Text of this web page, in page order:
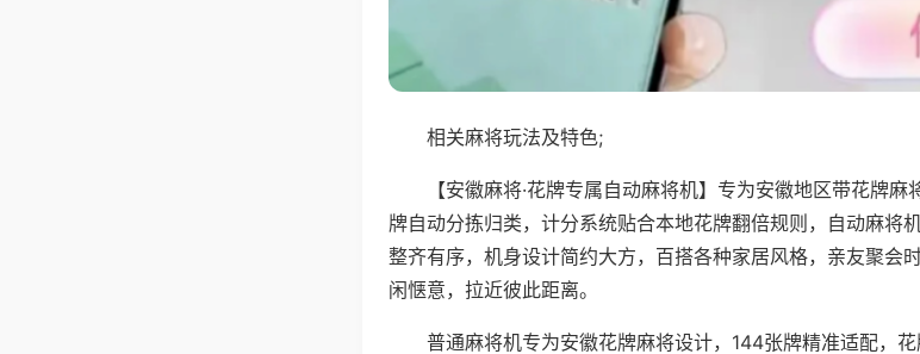
相关麻将玩法及特色;
【安徽麻将·花牌专属自动麻将机】专为安徽地区带花牌
牌自动分拣归类，计分系统贴合本地花牌翻倍规则，自动麻将
整齐有序，机身设计简约大方，百搭各种家居风格，亲友聚会
闲惬意，拉近彼此距离。
普通麻将机专为安徽花牌麻将设计，144张牌精准适配，